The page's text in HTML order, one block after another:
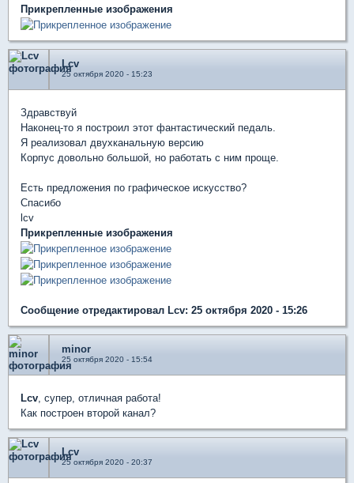
Прикрепленные изображения
Lcv
25 октября 2020 - 15:23
Здравствуй
Наконец-то я построил этот фантастический педаль.
Я реализовал двухканальную версию
Корпус довольно большой, но работать с ним проще.
Есть предложения по графическое искусство?
Спасибо
lcv
Прикрепленные изображения
Сообщение отредактировал Lcv: 25 октября 2020 - 15:26
minor
25 октября 2020 - 15:54
Lcv, супер, отличная работа!
Как построен второй канал?
Lcv
25 октября 2020 - 20:37